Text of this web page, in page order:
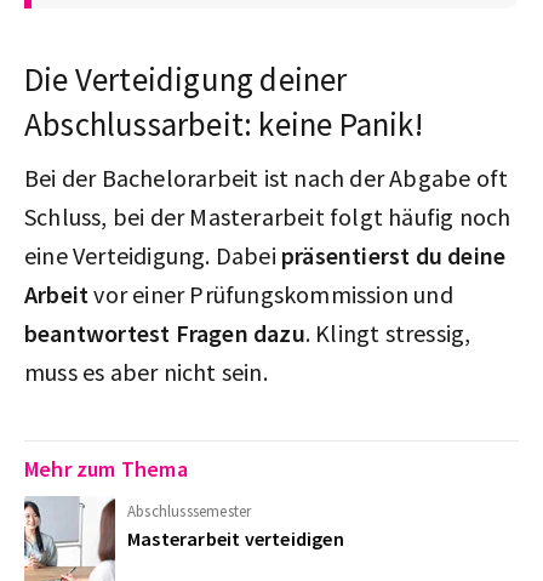
Die Verteidigung deiner
Abschlussarbeit: keine Panik!
Bei der Bachelorarbeit ist nach der Abgabe oft
Schluss, bei der Masterarbeit folgt häufig noch
eine Verteidigung. Dabei präsentierst du deine
Arbeit vor einer Prüfungskommission und
beantwortest Fragen dazu. Klingt stressig,
muss es aber nicht sein.
Mehr zum Thema
Abschlusssemester
Masterarbeit verteidigen